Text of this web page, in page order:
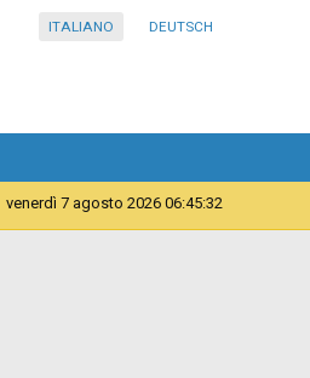
ITALIANO DEUTSCH
venerdì 7 agosto 2026 06:45:32